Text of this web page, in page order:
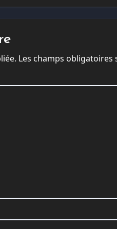
Les champs obligatoires